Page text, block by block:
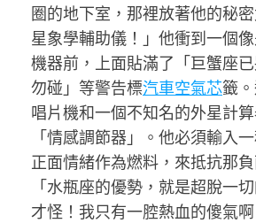
圈的地下室，那裡放著他的秘
星象學輔助儀！」他衝到一個
機器前，上面貼滿了「巨蟹座
勿碰」等警告標汽車空氣芯籤
唱片機和一個不知名的外星計
「情感調節器」。他必須輸入
正面情緒作為燃料，來抵抗那
「水瓶座的優勢，就是超脫一
才怪！我只有一腔熱血的傻氣